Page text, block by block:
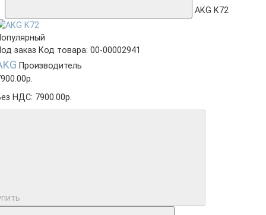
AKG K72
заказ Код товара: 00-00002941
Производитель
НДС: 7900.00р.